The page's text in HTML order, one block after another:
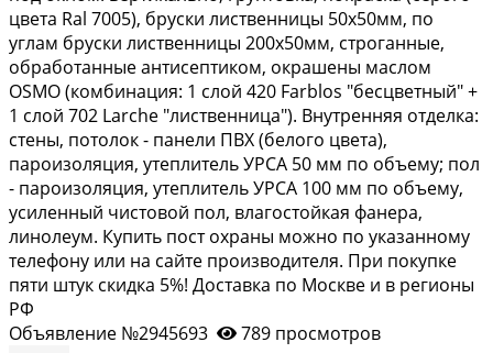
цвета Ral 7005), бруски лиственницы 50х50мм, по
углам бруски лиственницы 200х50мм, строганные,
обработанные антисептиком, окрашены маслом
OSMO (комбинация: 1 слой 420 Farblos "бесцветный" +
1 слой 702 Larche "лиственница"). Внутренняя отделка:
стены, потолок - панели ПВХ (белого цвета),
пароизоляция, утеплитель УРСА 50 мм по объему; пол
- пароизоляция, утеплитель УРСА 100 мм по объему,
усиленный чистовой пол, влагостойкая фанера,
линолеум. Купить пост охраны можно по указанному
телефону или на сайте производителя. При покупке
пяти штук скидка 5%! Доставка по Москве и в регионы
РФ
Объявление №2945693
789 просмотров